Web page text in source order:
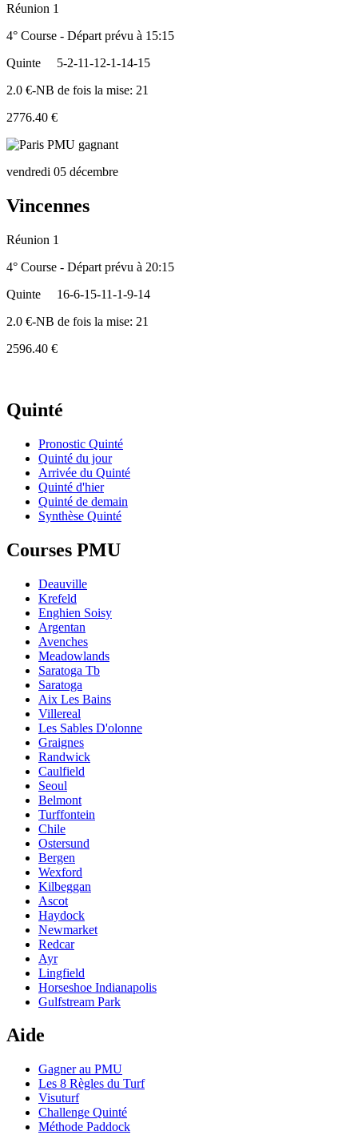
Réunion 1
4° Course - Départ prévu à 15:15
Quinte
5-2-11-12-1-14-15
2.0 €-NB de fois la mise: 21
2776.40 €
vendredi 05 décembre
Vincennes
Réunion 1
4° Course - Départ prévu à 20:15
Quinte
16-6-15-11-1-9-14
2.0 €-NB de fois la mise: 21
2596.40 €
Quinté
Pronostic Quinté
Quinté du jour
Arrivée du Quinté
Quinté d'hier
Quinté de demain
Synthèse Quinté
Courses PMU
Deauville
Krefeld
Enghien Soisy
Argentan
Avenches
Meadowlands
Saratoga Tb
Saratoga
Aix Les Bains
Villereal
Les Sables D'olonne
Graignes
Randwick
Caulfield
Seoul
Belmont
Turffontein
Chile
Ostersund
Bergen
Wexford
Kilbeggan
Ascot
Haydock
Newmarket
Redcar
Ayr
Lingfield
Horseshoe Indianapolis
Gulfstream Park
Aide
Gagner au PMU
Les 8 Règles du Turf
Visuturf
Challenge Quinté
Méthode Paddock